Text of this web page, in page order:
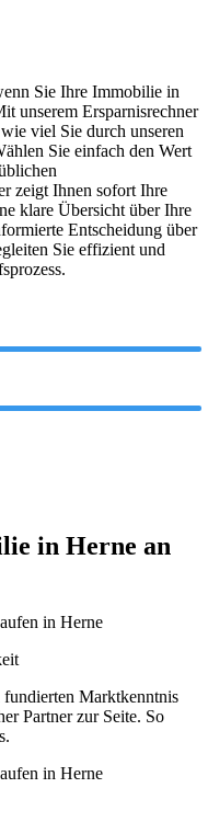
Sie Ihre Immobilie in
unserem Ersparnisrechner
viel Sie durch unseren
Sie einfach den Wert
zeigt Ihnen sofort Ihre
klare Übersicht über Ihre
Entscheidung über
Sie effizient und
in Herne an
Marktkenntnis
Partner zur Seite. So